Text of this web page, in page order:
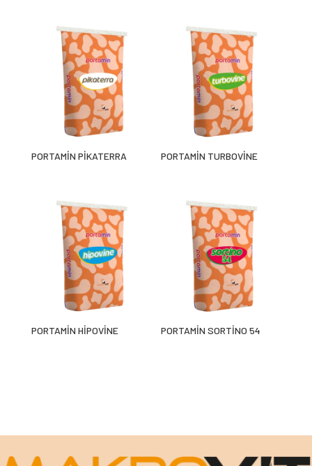
PORTAMİN PİKATERRA PORTAMİN TURBOVİNE
PORTAMİN HİPOVİNE PORTAMİN SORTİNO 54